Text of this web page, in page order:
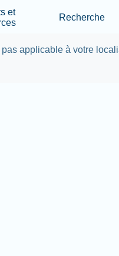
Skip to main
et
Recherche
pas applicable à votre